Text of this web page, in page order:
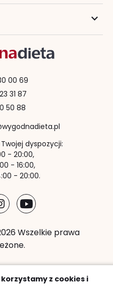
00 69
31 87
50 88
dyspozycji:
- 20:00,
- 16:00,
- 20:00.
Wszelkie prawa
z cookies i